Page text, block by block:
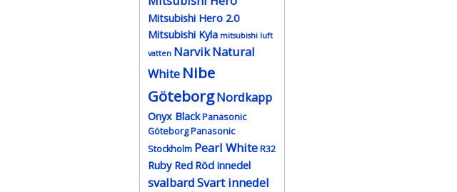
Mitsubishi Hero 2.0
Mitsubishi Kyla mitsubishi luft
vatten NarvikNatural
White Nibe
GöteborgNordkapp
Onyx Black Panasonic
Göteborg Panasonic
Stockholm Pearl White R32
Ruby Red Röd innedel
svalbardSvart innedel